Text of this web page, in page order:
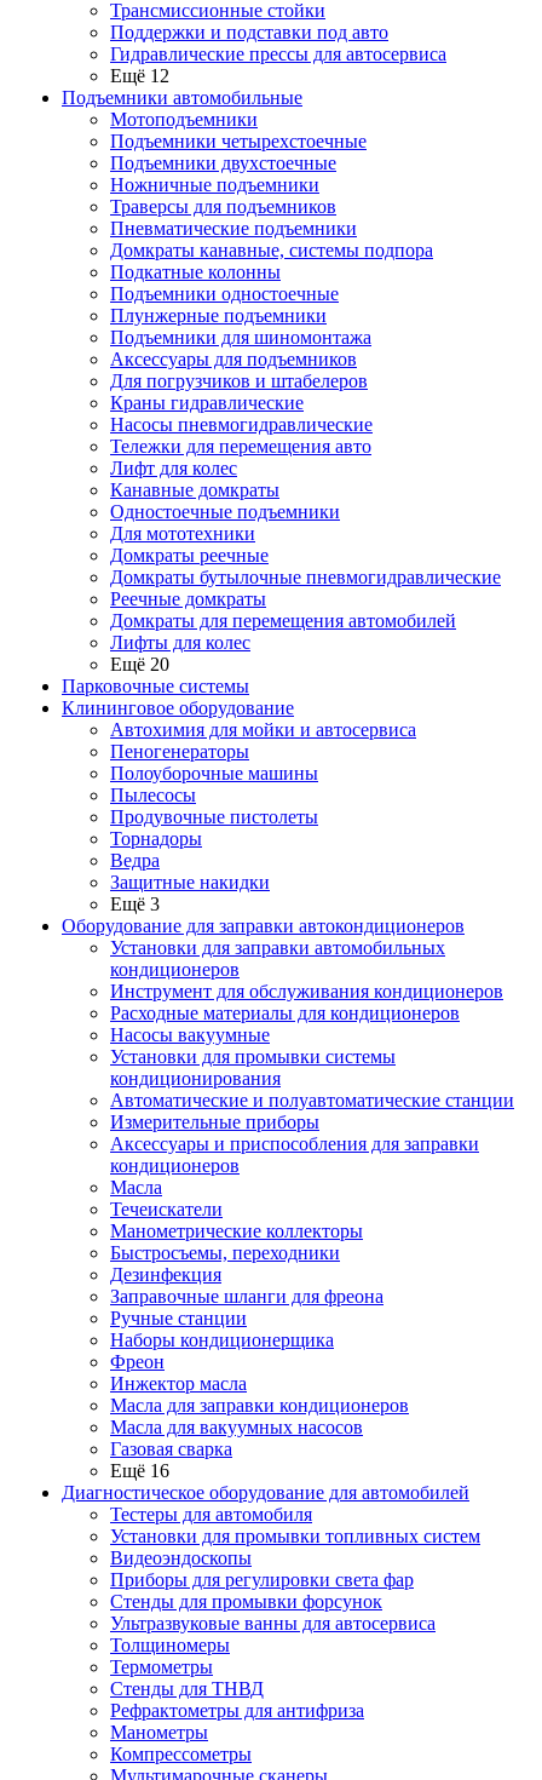
Трансмиссионные стойки
Поддержки и подставки под авто
Гидравлические прессы для автосервиса
Ещё 12
Подъемники автомобильные
Мотоподъемники
Подъемники четырехстоечные
Подъемники двухстоечные
Ножничные подъемники
Траверсы для подъемников
Пневматические подъемники
Домкраты канавные, системы подпора
Подкатные колонны
Подъемники одностоечные
Плунжерные подъемники
Подъемники для шиномонтажа
Аксессуары для подъемников
Для погрузчиков и штабелеров
Краны гидравлические
Насосы пневмогидравлические
Тележки для перемещения авто
Лифт для колес
Канавные домкраты
Одностоечные подъемники
Для мототехники
Домкраты реечные
Домкраты бутылочные пневмогидравлические
Реечные домкраты
Домкраты для перемещения автомобилей
Лифты для колес
Ещё 20
Парковочные системы
Клининговое оборудование
Автохимия для мойки и автосервиса
Пеногенераторы
Полоуборочные машины
Пылесосы
Продувочные пистолеты
Торнадоры
Ведра
Защитные накидки
Ещё 3
Оборудование для заправки автокондиционеров
Установки для заправки автомобильных
кондиционеров
Инструмент для обслуживания кондиционеров
Расходные материалы для кондиционеров
Насосы вакуумные
Установки для промывки системы
кондиционирования
Автоматические и полуавтоматические станции
Измерительные приборы
Аксессуары и приспособления для заправки
кондиционеров
Масла
Течеискатели
Манометрические коллекторы
Быстросъемы, переходники
Дезинфекция
Заправочные шланги для фреона
Ручные станции
Наборы кондиционерщика
Фреон
Инжектор масла
Масла для заправки кондиционеров
Масла для вакуумных насосов
Газовая сварка
Ещё 16
Диагностическое оборудование для автомобилей
Тестеры для автомобиля
Установки для промывки топливных систем
Видеоэндоскопы
Приборы для регулировки света фар
Стенды для промывки форсунок
Ультразвуковые ванны для автосервиса
Толщиномеры
Термометры
Стенды для ТНВД
Рефрактометры для антифриза
Манометры
Компрессометры
Мультимарочные сканеры